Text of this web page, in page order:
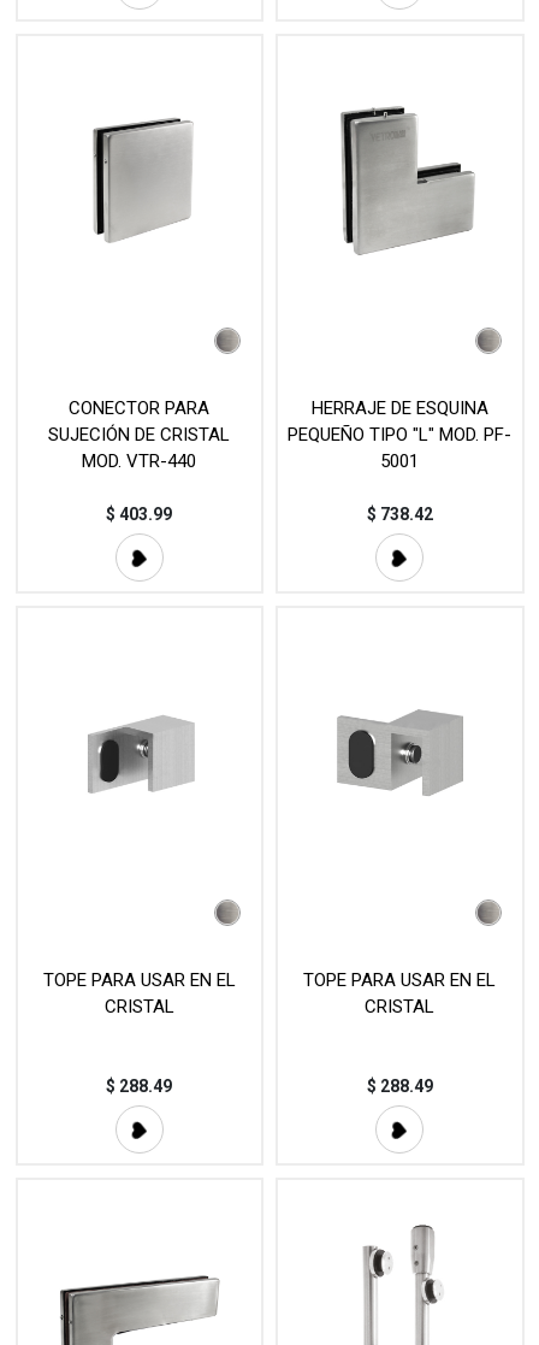
CONECTOR PARA
SUJECIÓN DE CRISTAL
MOD. VTR-440
$403.99
HERRAJE DE ESQUINA
PEQUEÑO TIPO "L" MOD. PF-
5001
$ 738.42
TOPE PARA USAR EN EL
CRISTAL
$ 288.49
TOPE PARA USAR EN EL
CRISTAL
$ 288.49